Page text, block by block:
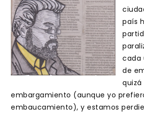
país
cada
de
quizá
embargamiento (aunque yo
embaucamiento), y estamos